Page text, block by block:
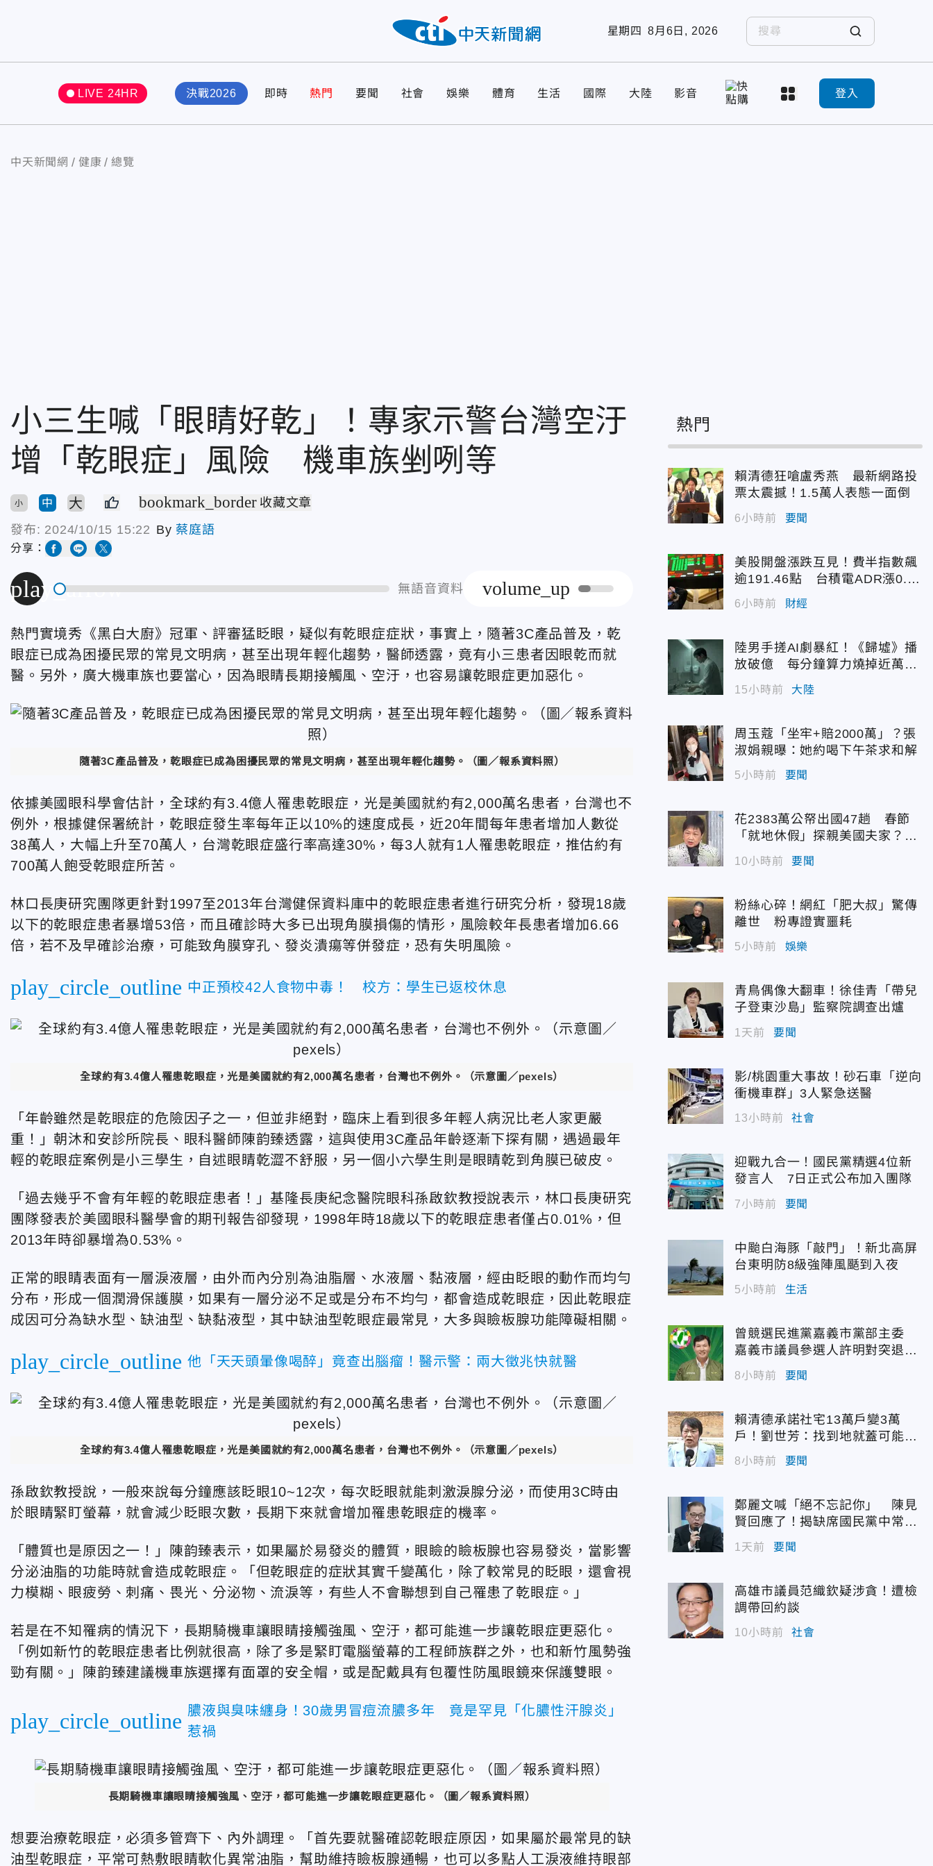
星期四 8月6日, 2026
LIVE 24HR 決戰2026 即時 熱門 要聞 社會 娛樂 體育 生活 國際 大陸 影音 登入
中天新聞網 健康 總覽
小三生喊「眼睛好乾」！專家示警台灣空汙
增「乾眼症」風險 機車族剉咧等
小 中 大 bookmark_border 收藏文章
發布: 2024/10/15 15:22 By 蔡庭語
分享：
play_arrow 無語音資料 volume_up
熱門實境秀《黑白大廚》冠軍、評審猛眨眼，疑似有乾眼症症狀，事實上，隨著3C產品普及，乾
眼症已成為困擾民眾的常見文明病，甚至出現年輕化趨勢，醫師透露，竟有小三患者因眼乾而就
醫。另外，廣大機車族也要當心，因為眼睛長期接觸風、空汙，也容易讓乾眼症更加惡化。
隨著3C產品普及，乾眼症已成為困擾民眾的常見文明病，甚至出現年輕化趨勢。（圖／報系資料照）
依據美國眼科學會估計，全球約有3.4億人罹患乾眼症，光是美國就約有2,000萬名患者，台灣也不
例外，根據健保署統計，乾眼症發生率每年正以10%的速度成長，近20年間每年患者增加人數從
38萬人，大幅上升至70萬人，台灣乾眼症盛行率高達30%，每3人就有1人罹患乾眼症，推估約有
700萬人飽受乾眼症所苦。
林口長庚研究團隊更針對1997至2013年台灣健保資料庫中的乾眼症患者進行研究分析，發現18歲
以下的乾眼症患者暴增53倍，而且確診時大多已出現角膜損傷的情形，風險較年長患者增加6.66
倍，若不及早確診治療，可能致角膜穿孔、發炎潰瘍等併發症，恐有失明風險。
play_circle_outline 中正預校42人食物中毒！ 校方：學生已返校休息
全球約有3.4億人罹患乾眼症，光是美國就約有2,000萬名患者，台灣也不例外。（示意圖／pexels）
「年齡雖然是乾眼症的危險因子之一，但並非絕對，臨床上看到很多年輕人病況比老人家更嚴
重！」朝沐和安診所院長、眼科醫師陳韵臻透露，這與使用3C產品年齡逐漸下探有關，遇過最年
輕的乾眼症案例是小三學生，自述眼睛乾澀不舒服，另一個小六學生則是眼睛乾到角膜已破皮。
「過去幾乎不會有年輕的乾眼症患者！」基隆長庚紀念醫院眼科孫啟欽教授說表示，林口長庚研究
團隊發表於美國眼科醫學會的期刊報告卻發現，1998年時18歲以下的乾眼症患者僅占0.01%，但
2013年時卻暴增為0.53%。
正常的眼睛表面有一層淚液層，由外而內分別為油脂層、水液層、黏液層，經由眨眼的動作而均勻
分布，形成一個潤滑保護膜，如果有一層分泌不足或是分布不均勻，都會造成乾眼症，因此乾眼症
成因可分為缺水型、缺油型、缺黏液型，其中缺油型乾眼症最常見，大多與瞼板腺功能障礙相關。
play_circle_outline 他「天天頭暈像喝醉」竟查出腦瘤！醫示警：兩大徵兆快就醫
全球約有3.4億人罹患乾眼症，光是美國就約有2,000萬名患者，台灣也不例外。（示意圖／pexels）
孫啟欽教授說，一般來說每分鐘應該眨眼10~12次，每次眨眼就能刺激淚腺分泌，而使用3C時由
於眼睛緊盯螢幕，就會減少眨眼次數，長期下來就會增加罹患乾眼症的機率。
「體質也是原因之一！」陳韵臻表示，如果屬於易發炎的體質，眼瞼的瞼板腺也容易發炎，當影響
分泌油脂的功能時就會造成乾眼症。「但乾眼症的症狀其實千變萬化，除了較常見的眨眼，還會視
力模糊、眼疲勞、刺痛、畏光、分泌物、流淚等，有些人不會聯想到自己罹患了乾眼症。」
若是在不知罹病的情況下，長期騎機車讓眼睛接觸強風、空汙，都可能進一步讓乾眼症更惡化。
「例如新竹的乾眼症患者比例就很高，除了多是緊盯電腦螢幕的工程師族群之外，也和新竹風勢強
勁有關。」陳韵臻建議機車族選擇有面罩的安全帽，或是配戴具有包覆性防風眼鏡來保護雙眼。
play_circle_outline 膿液與臭味纏身！30歲男冒痘流膿多年 竟是罕見「化膿性汗腺炎」
惹禍
長期騎機車讓眼睛接觸強風、空汙，都可能進一步讓乾眼症更惡化。（圖／報系資料照）
想要治療乾眼症，必須多管齊下、內外調理。「首先要就醫確認乾眼症原因，如果屬於最常見的缺
油型乾眼症，平常可熱敷眼睛軟化異常油脂，幫助維持瞼板腺通暢，也可以多點人工淚液維持眼部
熱門
賴清德狂嗆盧秀燕 最新網路投
票太震撼！1.5萬人表態一面倒
6小時前 要聞
美股開盤漲跌互見！費半指數飆
逾191.46點 台積電ADR漲0.9
3%
6小時前 財經
陸男手搓AI劇暴紅！《歸墟》播
放破億 每分鐘算力燒掉近萬台
15小時前 大陸
周玉蔻「坐牢+賠2000萬」？張
淑娟親曝：她約喝下午茶求和解
5小時前 要聞
花2383萬公帑出國47趟 春節
「就地休假」探親美國夫家？徐
佳青回應了
10小時前 要聞
粉絲心碎！網紅「肥大叔」驚傳
離世 粉專證實噩耗
5小時前 娛樂
青鳥偶像大翻車！徐佳青「帶兒
子登東沙島」監察院調查出爐
1天前 要聞
影/桃園重大事故！砂石車「逆向
衝機車群」3人緊急送醫
13小時前 社會
迎戰九合一！國民黨精選4位新
發言人 7日正式公布加入團隊
7小時前 要聞
中颱白海豚「敲門」！新北高屏
台東明防8級強陣風颳到入夜
5小時前 生活
曾競選民進黨嘉義市黨部主委
嘉義市議員參選人許明對突退
選！
8小時前 要聞
賴清德承諾社宅13萬戶變3萬
戶！劉世芳：找到地就蓋可能變
空餘屋
8小時前 要聞
鄭麗文喊「絕不忘記你」 陳見
賢回應了！揭缺席國民黨中常會
原因
1天前 要聞
高雄市議員范織欽疑涉貪！遭檢
調帶回約談
10小時前 社會